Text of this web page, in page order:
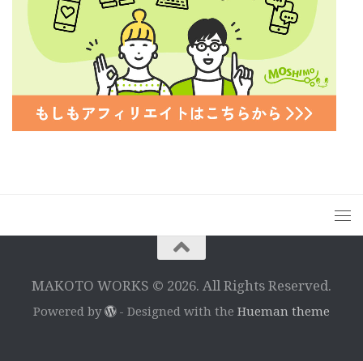
MAKOTO WORKS © 2026. All Rights Reserved.
Powered by - Designed with theHueman theme